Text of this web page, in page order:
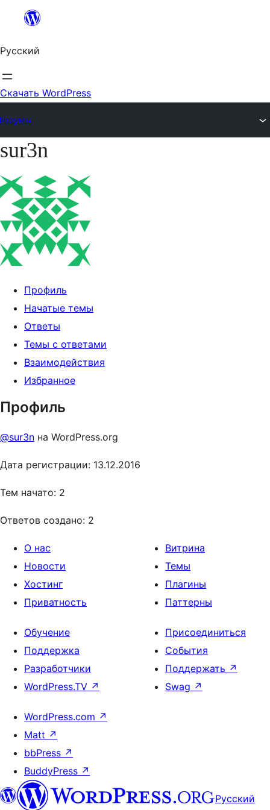
Перейти
содержимому
Русский
Скачать WordPress
Перейти
содержимому
sur3n
Профиль
Начатые темы
Ответы
Темы с ответами
Взаимодействия
Избранное
Профиль
@sur3n на WordPress.org
Дата регистрации: 13.12.2016
Тем начато: 2
Ответов создано: 2
О нас
Новости
Хостинг
Приватность
Витрина
Темы
Плагины
Паттерны
Обучение
Поддержка
Разработчики
WordPress.TV ↗
Присоединиться
События
Поддержать ↗
Swag ↗
WordPress.com ↗
Matt ↗
bbPress ↗
BuddyPress ↗
Русский